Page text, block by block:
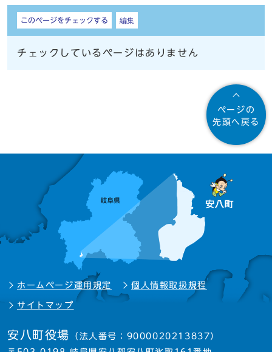
しおり
このページをチェックする 編集
チェックしているページはありません
ページの
先頭へ戻る
ホームページ運用規定 個人情報取扱規程
サイトマップ
安八町役場 （法人番号：9000020213837）